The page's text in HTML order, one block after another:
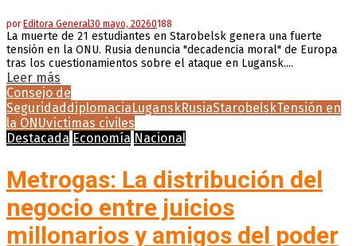
por Editora General30 mayo, 20260188
La muerte de 21 estudiantes en Starobelsk genera una fuerte
tensión en la ONU. Rusia denuncia "decadencia moral" de Europa
tras los cuestionamientos sobre el ataque en Lugansk....
Leer más
Consejo de
Seguridad diplomacia LuganskRusiaStarobelskTensión en
la ONUvíctimas civiles
Destacada Economía Nacional
Metrogas: La distribución del
negocio entre juicios
millonarios y amigos del poder